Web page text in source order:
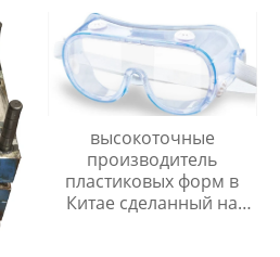
высокоточные
производитель
пластиковых форм в
Китае сделанный на